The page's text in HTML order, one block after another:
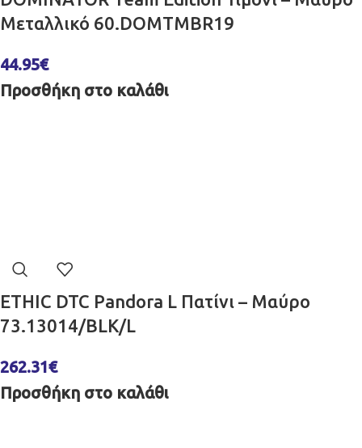
Μεταλλικό 60.DOMTMBR19
44.95€
Προσθήκη στο καλάθι
ETHIC DTC Pandora L Πατίνι – Μαύρο
73.13014/BLK/L
262.31€
Προσθήκη στο καλάθι